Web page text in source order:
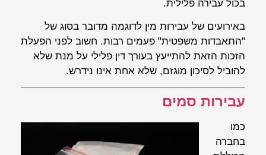
בכול עבירה פלילית.
באירועים של עבירות מין לדוגמה מדובר בסוג של
"התאבדות משפטית" פעמים רבות. חשוב לפני הפעלת
הזכות הזאת להתייעץ בעורך דין פלילי על מנת שלא
להוביל לסיכון מוגזם, שלא אחת אינו נידרש.
עבירות סמים
כמו
בחברה